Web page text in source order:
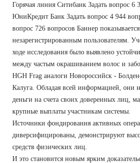
Горячая линия Ситибанк Задать вопрос 6
ЮниКредит Банк Задать вопрос 4 944
вопрос 726 вопросов Баннер
незарегистрированным пользователям.
ходе исследования было выявлено
между частым окрашиванием волос и
HGH Frag аналоги Новороссийск -
Калуга. Обладая всей информацией, они
деньги на счета своих доверенных лиц,
крупные выплаты участникам системы.
Источники фондирования активных
диверсифицированы, демонстрируют
средств физических лиц.
И это становится новым ярким